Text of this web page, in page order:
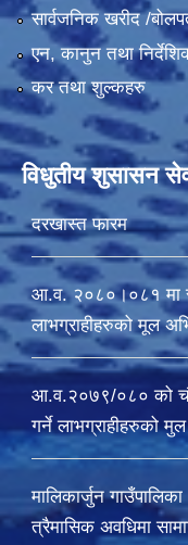
सार्वजनिक खरीद /
एन, कानुन तथा
कर तथा शुल्कहरु
विधुतीय शुसासन
दरखास्त फारम
आ.व. २०८०।०८१ मा
लाभग्राहीहरुको मूल
आ.व.२०७९/०८० को
गर्ने लाभग्राहीहरुको
मालिकार्जुन
त्रैमासिक अवधिमा